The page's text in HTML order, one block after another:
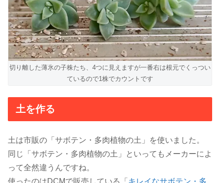
切り離した薄氷の子株たち、4つに見えますが一番右は根元でくっつい
ているので1株でカウントです
土を作る
土は市販の「サボテン・多肉植物の土」を使いました。
同じ「サボテン・多肉植物の土」といってもメーカーによ
って全然違うんですね。
使ったのはDCMで販売している「 キレイなサボテン・多